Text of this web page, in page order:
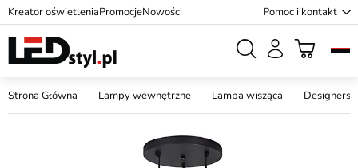
Kreator oświetleniaPromocjeNowości Pomoc i kontakt
Strona Główna Lampy wewnętrzne Lampa wisząca